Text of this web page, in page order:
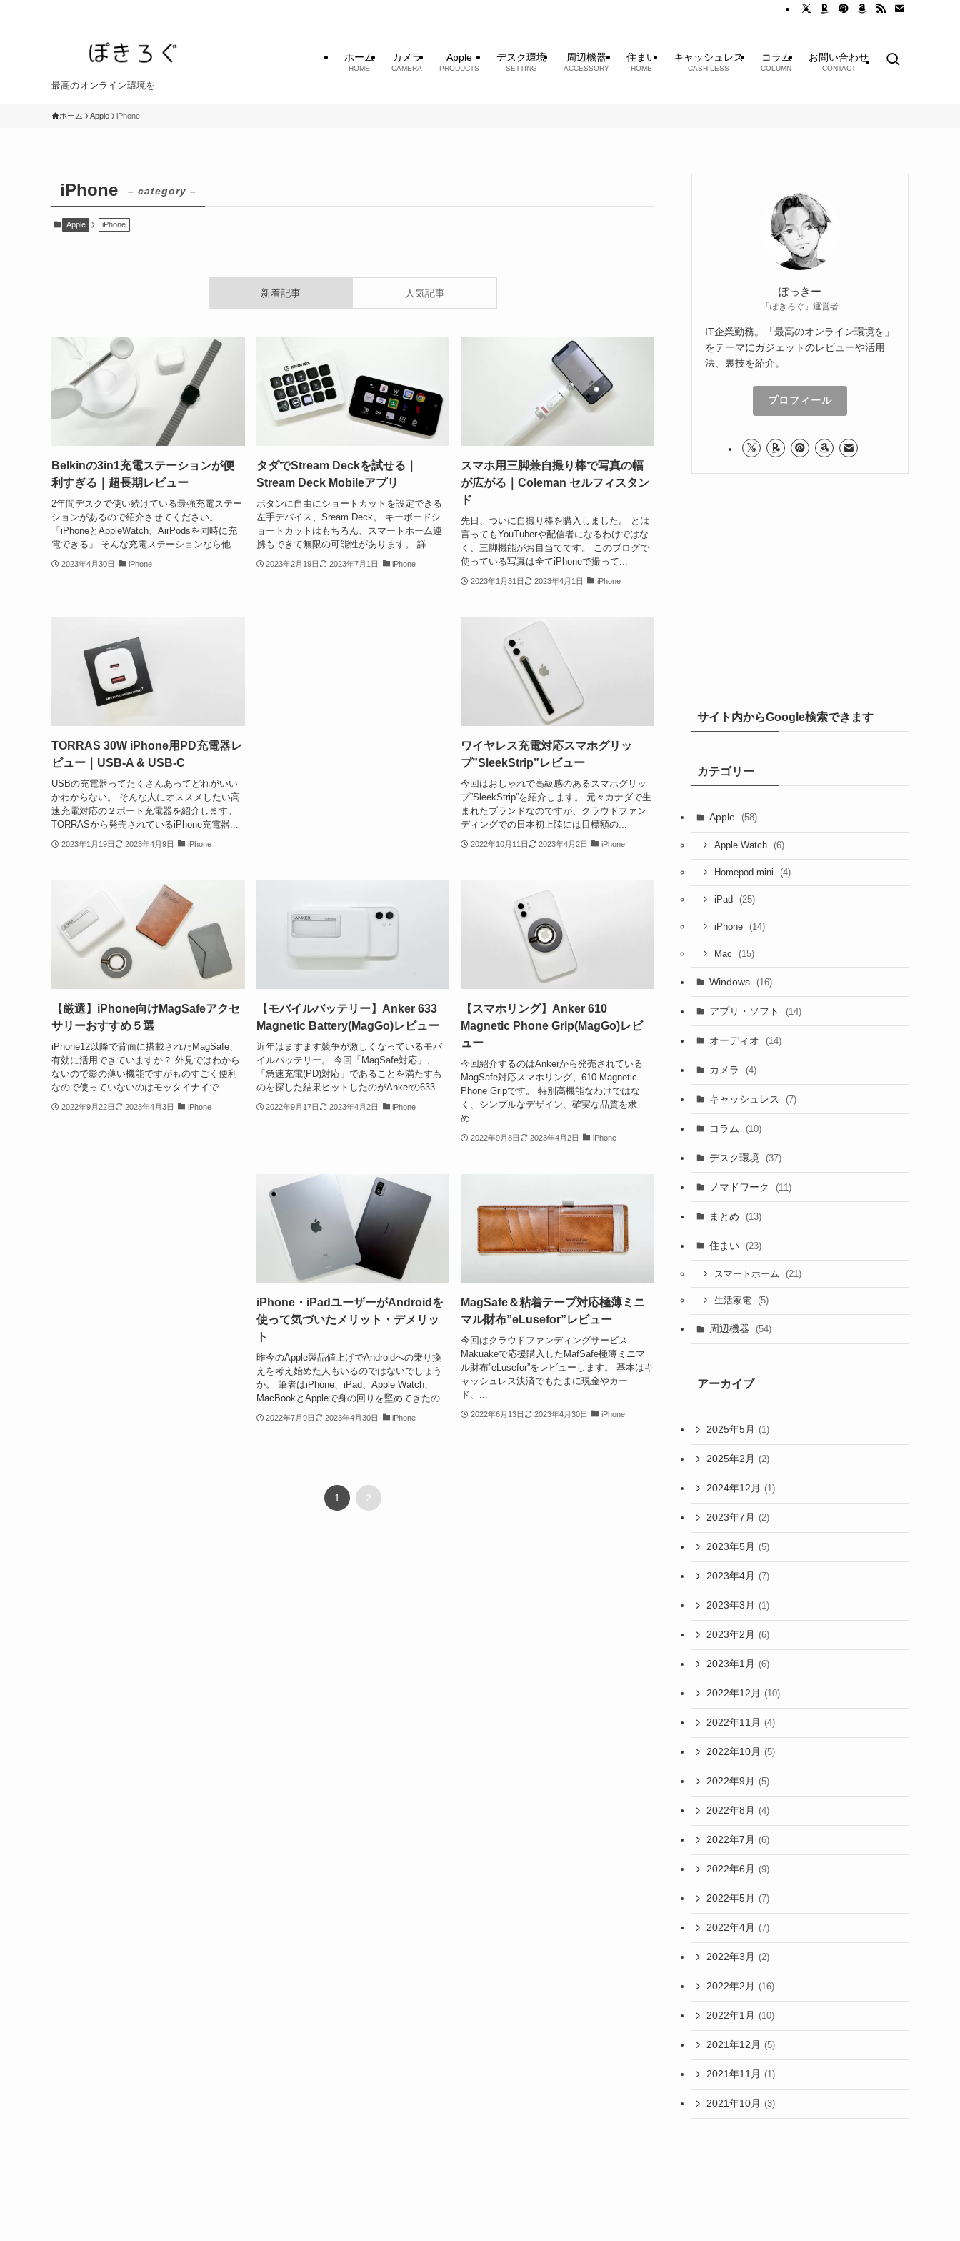
最高のオンライン環境を
ホーム
HOME
カメラ
CAMERA
Apple
PRODUCTS
デスク環境
SETTING
周辺機器
ACCESSORY
住まい
HOME
キャッシュレス
CASH LESS
コラム
COLUMN
お問い合わせ
CONTACT
ホーム Apple iPhone
iPhone – category –
Apple iPhone
新着記事 人気記事
Belkinの3in1充電ステーションが便
利すぎる｜超長期レビュー
2年間デスクで使い続けている最強充電ステー
ションがあるので紹介させてください。
「iPhoneとAppleWatch、AirPodsを同時に充
電できる」 そんな充電ステーションなら他...
2023年4月30日 iPhone
タダでStream Deckを試せる｜
Stream Deck Mobileアプリ
ボタンに自由にショートカットを設定できる
左手デバイス、Sream Deck。 キーボードシ
ョートカットはもちろん、スマートホーム連
携もできて無限の可能性があります。 詳...
2023年2月19日 2023年7月1日 iPhone
スマホ用三脚兼自撮り棒で写真の幅
が広がる｜Coleman セルフィスタン
ド
先日、ついに自撮り棒を購入しました。 とは
言ってもYouTuberや配信者になるわけではな
く、三脚機能がお目当てです。 このブログで
使っている写真は全てiPhoneで撮って...
2023年1月31日 2023年4月1日 iPhone
TORRAS 30W iPhone用PD充電器レ
ビュー｜USB-A & USB-C
USBの充電器ってたくさんあってどれがいい
かわからない。 そんな人にオススメしたい高
速充電対応の２ポート充電器を紹介します。
TORRASから発売されているiPhone充電器...
2023年1月19日 2023年4月9日 iPhone
ワイヤレス充電対応スマホグリッ
プ”SleekStrip”レビュー
今回はおしゃれで高級感のあるスマホグリッ
プ”SleekStrip”を紹介します。 元々カナダで生
まれたブランドなのですが、クラウドファン
ディングでの日本初上陸には目標額の...
2022年10月11日 2023年4月2日 iPhone
【厳選】iPhone向けMagSafeアクセ
サリーおすすめ５選
iPhone12以降で背面に搭載されたMagSafe、
有効に活用できていますか？ 外見ではわから
ないので影の薄い機能ですがものすごく便利
なので使っていないのはモッタイナイで...
2022年9月22日 2023年4月3日 iPhone
【モバイルバッテリー】Anker 633
Magnetic Battery(MagGo)レビュー
近年はますます競争が激しくなっているモバ
イルバッテリー。 今回「MagSafe対応」、
「急速充電(PD)対応」であることを満たすも
のを探した結果ヒットしたのがAnkerの633 ...
2022年9月17日 2023年4月2日 iPhone
【スマホリング】Anker 610
Magnetic Phone Grip(MagGo)レビ
ュー
今回紹介するのはAnkerから発売されている
MagSafe対応スマホリング、610 Magnetic
Phone Gripです。 特別高機能なわけではな
く、シンプルなデザイン、確実な品質を求
め...
2022年9月8日 2023年4月2日 iPhone
iPhone・iPadユーザーがAndroidを
使って気づいたメリット・デメリッ
ト
昨今のApple製品値上げでAndroidへの乗り換
えを考え始めた人もいるのではないでしょう
か。 筆者はiPhone、iPad、Apple Watch、
MacBookとAppleで身の回りを堅めてきたの...
2022年7月9日 2023年4月30日 iPhone
MagSafe＆粘着テープ対応極薄ミニ
マル財布”eLusefor”レビュー
今回はクラウドファンディングサービス
Makuakeで応援購入したMafSafe極薄ミニマ
ル財布”eLusefor”をレビューします。 基本はキ
ャッシュレス決済でもたまに現金やカー
ド、...
2022年6月13日 2023年4月30日 iPhone
1 2
ぽっきー
「ぽきろぐ」運営者
IT企業勤務。「最高のオンライン環境を」
をテーマにガジェットのレビューや活用
法、裏技を紹介。
プロフィール
サイト内からGoogle検索できます
カテゴリー
Apple (58)
Apple Watch (6)
Homepod mini (4)
iPad (25)
iPhone (14)
Mac (15)
Windows (16)
アプリ・ソフト (14)
オーディオ (14)
カメラ (4)
キャッシュレス (7)
コラム (10)
デスク環境 (37)
ノマドワーク (11)
まとめ (13)
住まい (23)
スマートホーム (21)
生活家電 (5)
周辺機器 (54)
アーカイブ
2025年5月 (1)
2025年2月 (2)
2024年12月 (1)
2023年7月 (2)
2023年5月 (5)
2023年4月 (7)
2023年3月 (1)
2023年2月 (6)
2023年1月 (6)
2022年12月 (10)
2022年11月 (4)
2022年10月 (5)
2022年9月 (5)
2022年8月 (4)
2022年7月 (6)
2022年6月 (9)
2022年5月 (7)
2022年4月 (7)
2022年3月 (2)
2022年2月 (16)
2022年1月 (10)
2021年12月 (5)
2021年11月 (1)
2021年10月 (3)